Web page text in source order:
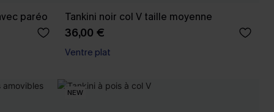
paréo Tankini noir col V taille moyenne
36,00 €
Ventre plat
NEW